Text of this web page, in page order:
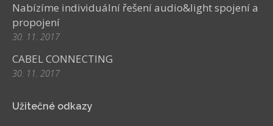
Nabízíme individuální řešení audio&light spojení a
propojení
30. 11. 2017
CABEL CONNECTING
30. 11. 2017
Užitečné odkazy